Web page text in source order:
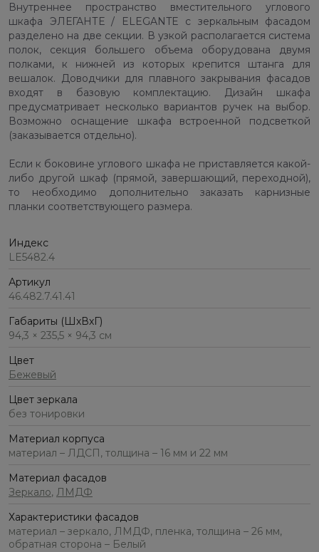
Внутреннее пространство вместительного углового
шкафа ЭЛЕГАНТЕ / ELEGANTE с зеркальным фасадом
разделено на две секции. В узкой располагается система
полок, секция большего объема оборудована двумя
полками, к нижней из которых крепится штанга для
вешалок. Доводчики для плавного закрывания фасадов
входят в базовую комплектацию. Дизайн шкафа
предусматривает несколько вариантов ручек на выбор.
Возможно оснащение шкафа встроенной подсветкой
(заказывается отдельно).
Если к боковине углового шкафа не приставляется какой-
либо другой шкаф (прямой, завершающий, переходной),
то необходимо дополнительно заказать карнизные
планки соответствующего размера.
Индекс
LE5482.4
Артикул
46.482.7.41.41
Габариты (ШхВхГ)
94,3 × 235,5 × 94,3 см
Цвет
Бежевый
Цвет зеркала
без тонировки
Материал корпуса
материал – ЛДСП, толщина – 16 мм и 22 мм
Материал фасадов
Зеркало, ЛМДФ
Характеристики фасадов
материал – зеркало, ЛМДФ, пленка, толщина – 26 мм,
обратная сторона – Белый